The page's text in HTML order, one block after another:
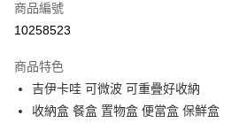
信用卡分期付款
合作金庫商業銀行
華南商業銀行
上海商業儲蓄銀行
台北
超商取貨付款
LINE Pay
商品編號
10258523
商品特色
吉伊卡哇 可微波 可重疊好收納
收納盒 餐盒 置物盒 便當盒 保鮮盒